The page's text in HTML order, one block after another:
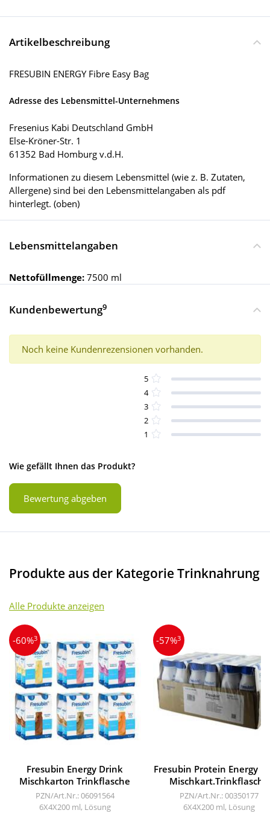
Artikelbeschreibung
FRESUBIN ENERGY Fibre Easy Bag
Adresse des Lebensmittel-Unternehmens
Fresenius Kabi Deutschland GmbH
Else-Kröner-Str. 1
61352 Bad Homburg v.d.H.
Informationen zu diesem Lebensmittel (wie z. B. Zutaten,
Allergene) sind bei den Lebensmittelangaben als pdf
hinterlegt. (oben)
Lebensmittelangaben
Nettofüllmenge: 7500 ml
Kundenbewertung9
Noch keine Kundenrezensionen vorhanden.
5
4
3
2
1
Wie gefällt Ihnen das Produkt?
Bewertung abgeben
Produkte aus der Kategorie Trinknahrung
Alle Produkte anzeigen
-60%3
Fresubin Energy Drink
Mischkarton Trinkflasche
PZN/Art.Nr.: 06091564
6X4X200 ml, Lösung
-57%3
Fresubin Protein Energy
Mischkart.Trinkflasche
PZN/Art.Nr.: 00350177
6X4X200 ml, Lösung